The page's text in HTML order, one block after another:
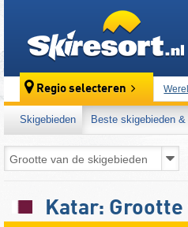
Regio selecteren
Skigebieden Beste skigebieden
Katar: